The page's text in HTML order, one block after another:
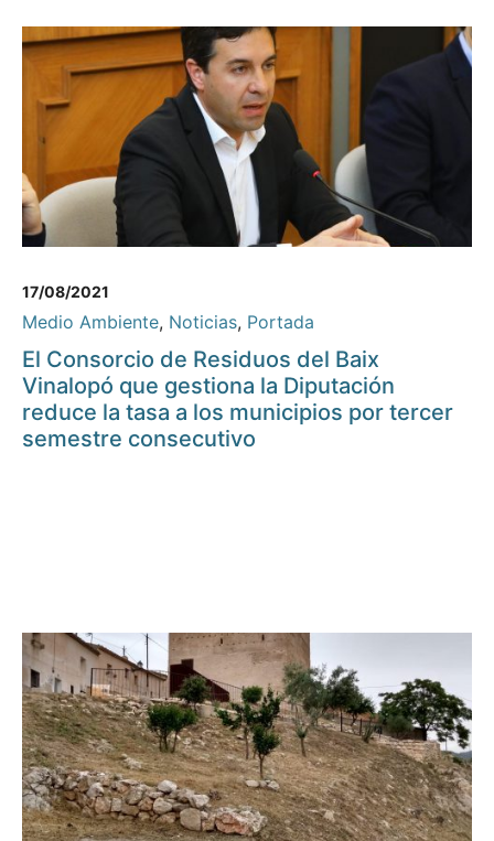
17/08/2021
Medio Ambiente, Noticias, Portada
El Consorcio de Residuos del Baix
Vinalopó que gestiona la Diputación
reduce la tasa a los municipios por tercer
semestre consecutivo